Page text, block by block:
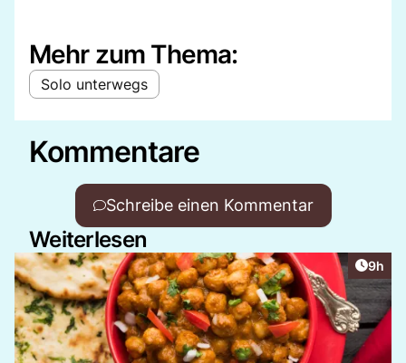
Mehr zum Thema:
Solo unterwegs
Kommentare
Schreibe einen Kommentar
Weiterlesen
9h